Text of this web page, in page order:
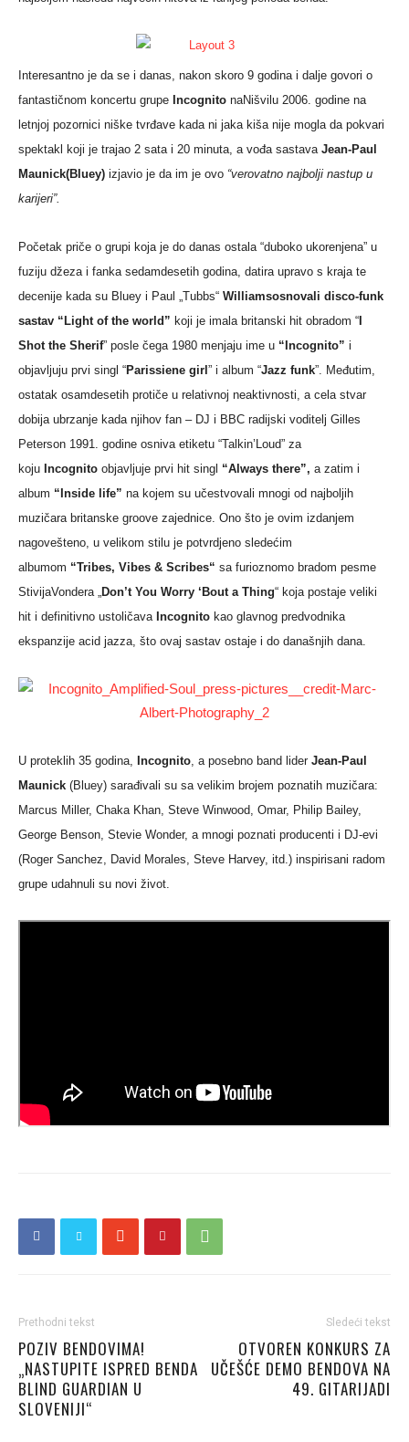
Interesantno je da se i danas, nakon skoro 9 godina i dalje govori o
fantastičnom koncertu grupe Incognito naNišvilu 2006. godine na
letnjoj pozornici niške tvrđave kada ni jaka kiša nije mogla da pokvari
spektakl koji je trajao 2 sata i 20 minuta, a vođa sastava Jean-Paul
Maunick(Bluey) izjavio je da im je ovo “verovatno najbolji nastup u
karijeri”.
Početak priče o grupi koja je do danas ostala “duboko ukorenjena” u
fuziju džeza i fanka sedamdesetih godina, datira upravo s kraja te
decenije kada su Bluey i Paul „Tubbs“ Williamsosnovali disco-funk
sastav “Light of the world” koji je imala britanski hit obradom “I
Shot the Sherif” posle čega 1980 menjaju ime u “Incognito” i
objavljuju prvi singl “Parissiene girl” i album “Jazz funk”. Međutim,
ostatak osamdesetih protiče u relativnoj neaktivnosti, a cela stvar
dobija ubrzanje kada njihov fan – DJ i BBC radijski voditelj Gilles
Peterson 1991. godine osniva etiketu “Talkin’Loud” za
koju Incognito objavljuje prvi hit singl “Always there”, a zatim i
album “Inside life” na kojem su učestvovali mnogi od najboljih
muzičara britanske groove zajednice. Ono što je ovim izdanjem
nagovešteno, u velikom stilu je potvrdjeno sledećim
albumom “Tribes, Vibes & Scribes“ sa furioznomo bradom pesme
StivijaVondera „ Don’t You Worry ‘Bout a Thing“ koja postaje veliki
hit i definitivno ustoličava Incognito kao glavnog predvodnika
ekspanzije acid jazza, što ovaj sastav ostaje i do današnjih dana.
U proteklih 35 godina, Incognito , a posebno band lider Jean-Paul
Maunick (Bluey) sarađivali su sa velikim brojem poznatih muzičara:
Marcus Miller, Chaka Khan, Steve Winwood, Omar, Philip Bailey,
George Benson, Stevie Wonder, a mnogi poznati producenti i DJ-evi
(Roger Sanchez, David Morales, Steve Harvey, itd.) inspirisani radom
grupe udahnuli su novi život.
Prethodni tekst
POZIV BENDOVIMA!
„NASTUPITE ISPRED BENDA
BLIND GUARDIAN U
SLOVENIJI“
Sledeći tekst
OTVOREN KONKURS ZA
UČEŠĆE DEMO BENDOVA NA
49. GITARIJADI